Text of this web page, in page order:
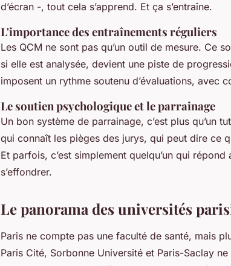
d’écran -, tout cela s’apprend. Et ça s’entraîne.
L'importance des entraînements réguliers
Les QCM ne sont pas qu’un outil de mesure. Ce
si elle est analysée, devient une piste de
imposent un rythme soutenu d’évaluations, avec
Le soutien psychologique et le parrainage
Un bon système de parrainage, c’est plus qu’un
qui connaît les pièges des jurys, qui peut dire ce
Et parfois, c’est simplement quelqu’un qui
s’effondrer.
Le panorama des universités
Paris ne compte pas une faculté de santé, mais
Paris Cité, Sorbonne Université et Paris-Saclay